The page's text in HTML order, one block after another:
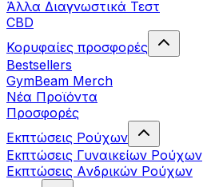
Άλλα Διαγνωστικά Τεστ
CBD
Κορυφαίες προσφορές
Bestsellers
GymBeam Merch
Νέα Προϊόντα
Προσφορές
Εκπτώσεις Ρούχων
Εκπτώσεις Γυναικείων Ρούχων
Εκπτώσεις Aνδρικών Ρούχων